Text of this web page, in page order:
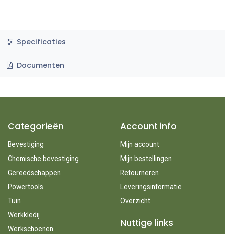
Specificaties
Documenten
Categorieën
Bevestiging
Chemische bevestiging
Gereedschappen
Powertools
Tuin
Werkkledij
Werkschoenen
Account info
Mijn account
Mijn bestellingen
Retourneren
Leveringsinformatie
Overzicht
Nuttige links